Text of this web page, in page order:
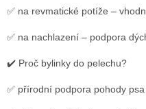
✅ na revmatické potíže –
✅ na nachlazení – podpora
✔️ Proč bylinky do pelechu?
✅ přírodní podpora pohody psa